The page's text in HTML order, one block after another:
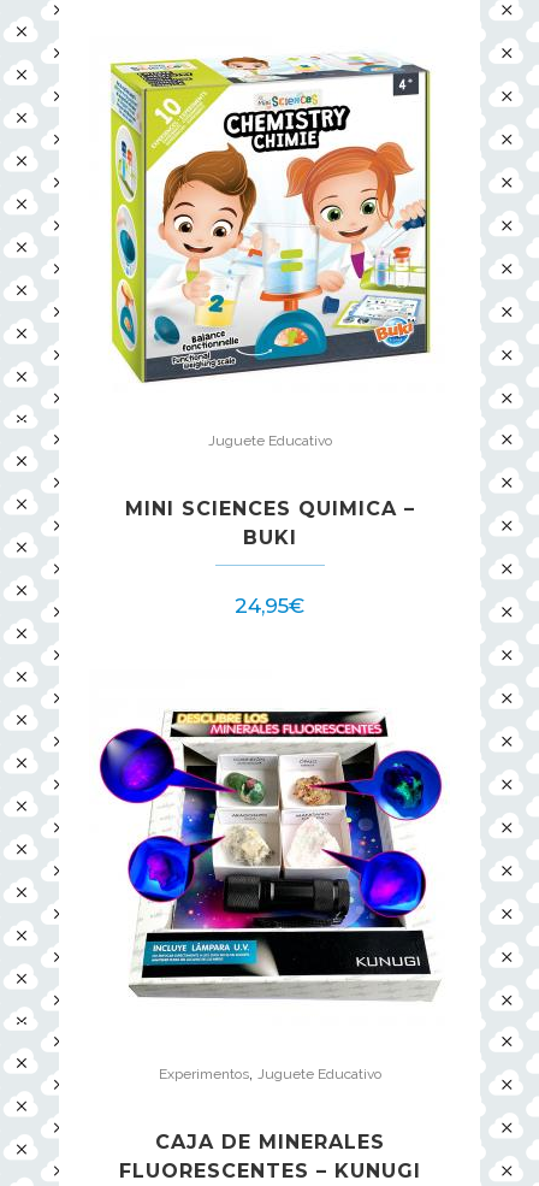
Juguete Educativo
MINI SCIENCES QUIMICA –
BUKI
24,95€
Experimentos, Juguete Educativo
CAJA DE MINERALES
FLUORESCENTES – KUNUGI